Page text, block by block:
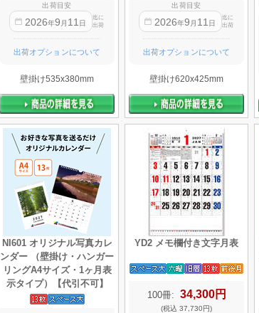
出荷目安
2026年9 月 11 日
迄に
出荷
出荷オプションについて
壁掛け535x380mm
出荷目安
2026年9 月 11 日
迄に
出荷
出荷オプションについて
壁掛け620x425mm
NI601 オリジナル写真カレ
ンダー （壁掛け・ハンガー
リングA4サイズ・1ヶ月表
示タイプ）【代引不可】
YD2 メモ欄付き文字月表
100冊: 34,300円
(税込 37,730円)